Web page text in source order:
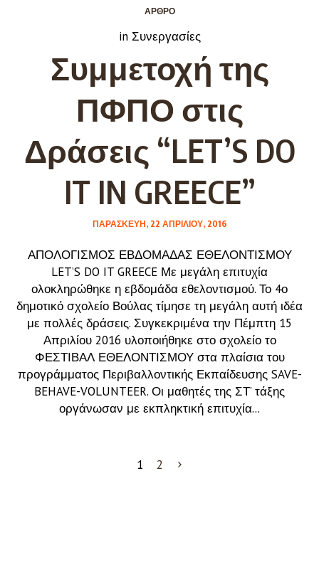
ΆΡΘΡΟ
in Συνεργασίες
Συμμετοχή της
ΠΦΠΟ στις
Δράσεις “LET’S DO
IT IN GREECE”
ΠΑΡΑΣΚΕΥΉ, 22 ΑΠΡΙΛΊΟΥ, 2016
ΑΠΟΛΟΓΙΣΜΟΣ ΕΒΔΟΜΑΔΑΣ ΕΘΕΛΟΝΤΙΣΜΟΥ
LET’S DO IT GREECE Με μεγάλη επιτυχία
ολοκληρώθηκε η εβδομάδα εθελοντισμού. Το 4ο
δημοτικό σχολείο Βούλας τίμησε τη μεγάλη αυτή ιδέα
με πολλές δράσεις. Συγκεκριμένα την Πέμπτη 15
Απριλίου 2016 υλοποιήθηκε στο σχολείο το
ΦΕΣΤΙΒΑΛ ΕΘΕΛΟΝΤΙΣΜΟΥ στα πλαίσια του
προγράμματος Περιβαλλοντικής Εκπαίδευσης SAVE-
BEHAVE-VOLUNTEER. Οι μαθητές της ΣΤ’ τάξης
οργάνωσαν με εκπληκτική επιτυχία...
1 2